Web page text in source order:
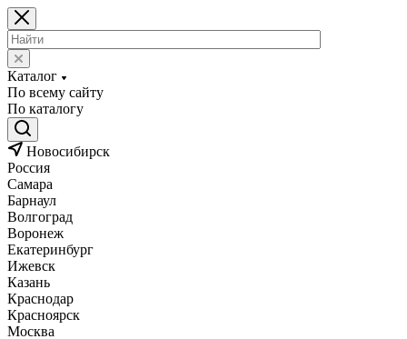
Каталог
По всему сайту
По каталогу
Новосибирск
Россия
Самара
Барнаул
Волгоград
Воронеж
Екатеринбург
Ижевск
Казань
Краснодар
Красноярск
Москва